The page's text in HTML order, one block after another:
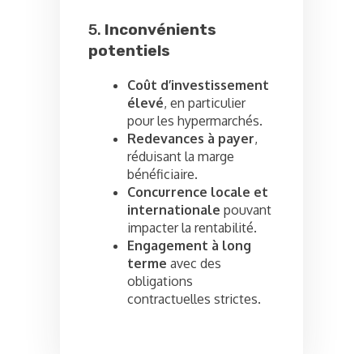
5. Inconvénients
potentiels
Coût d’investissement
élevé, en particulier
pour les hypermarchés.
Redevances à payer,
réduisant la marge
bénéficiaire.
Concurrence locale et
internationale pouvant
impacter la rentabilité.
Engagement à long
terme avec des
obligations
contractuelles strictes.